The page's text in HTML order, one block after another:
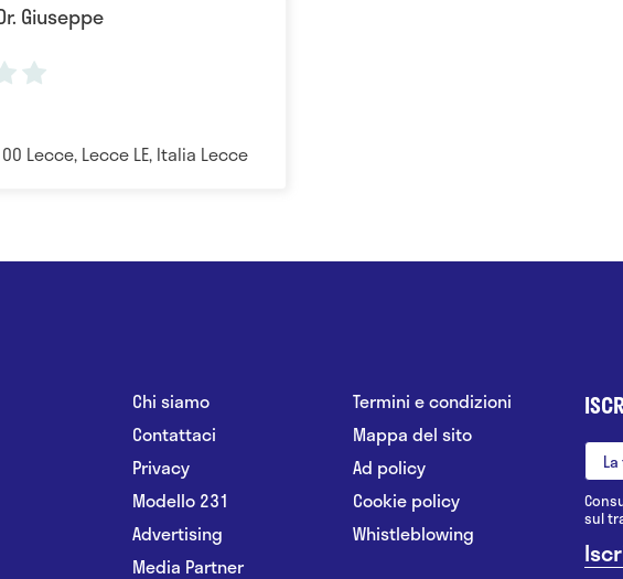
Giuseppe
Lecce, Lecce LE, Italia Lecce
Chi siamo
Contattaci
Privacy
Modello 231
Advertising
Media Partner
Termini e condizioni
Mappa del sito
Ad policy
Cookie policy
Whistleblowing
sul